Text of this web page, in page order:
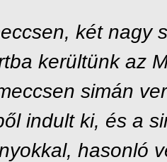
két nagy
kerültünk az
simán
indult ki, és a
hasonló